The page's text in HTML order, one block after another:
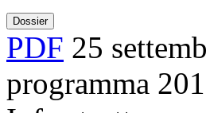
Dossier
PDF 25
programma